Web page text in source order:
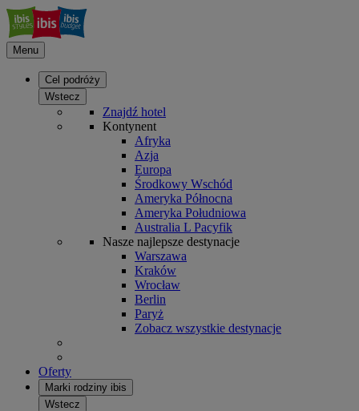
Menu
Cel podróży
Wstecz
Znajdź hotel
Kontynent
Afryka
Azja
Europa
Środkowy Wschód
Ameryka Północna
Ameryka Południowa
Australia L Pacyfik
Nasze najlepsze destynacje
Warszawa
Kraków
Wrocław
Berlin
Paryż
Zobacz wszystkie destynacje
Oferty
Marki rodziny ibis
Wstecz